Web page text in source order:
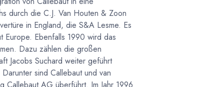
durch die C.J. Van Houten & Zoon
in England, die S&A Lesme. Es
Europe. Ebenfalls 1990 wird das
Dazu zählen die großen
Jacobs Suchard weiter geführt
sind Callebaut und van